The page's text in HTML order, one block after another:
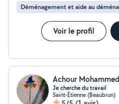
Déménagement et aide au
Voir le profil
Achour Mohammed
Je cherche du travail
Saint-Étienne (Beaubrun)